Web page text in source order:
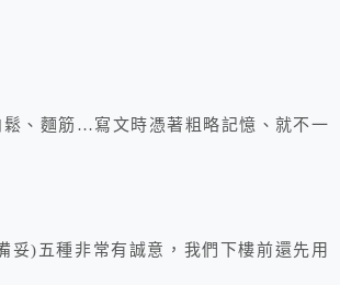
鬆、麵筋…寫文時憑著粗略記憶、就不一
妥)五種非常有誠意，我們下樓前還先用